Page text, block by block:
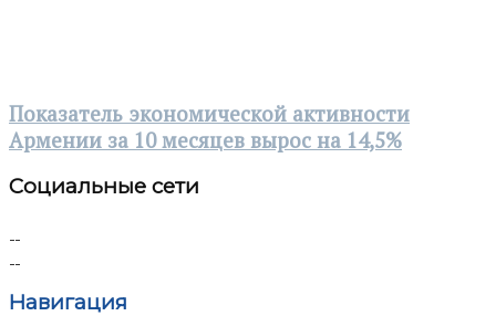
Показатель экономической активности
Армении за 10 месяцев вырос на 14,5%
Социальные сети
Навигация